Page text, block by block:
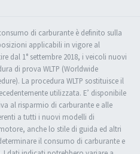
di carburante è definito sulla
applicabili in vigore al
dal 1° settembre 2018, i veicoli nuovi
di prova WLTP (Worldwide
La procedura WLTP sostituisce il
utilizzata. E’ disponibile
al risparmio di carburante e alle
a tutti i nuovi modelli di
anche lo stile di guida ed altri
il consumo di carburante e